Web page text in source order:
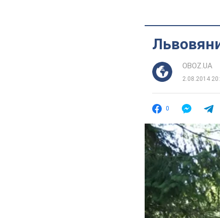
OBOZ.UA
2.08.2014
0